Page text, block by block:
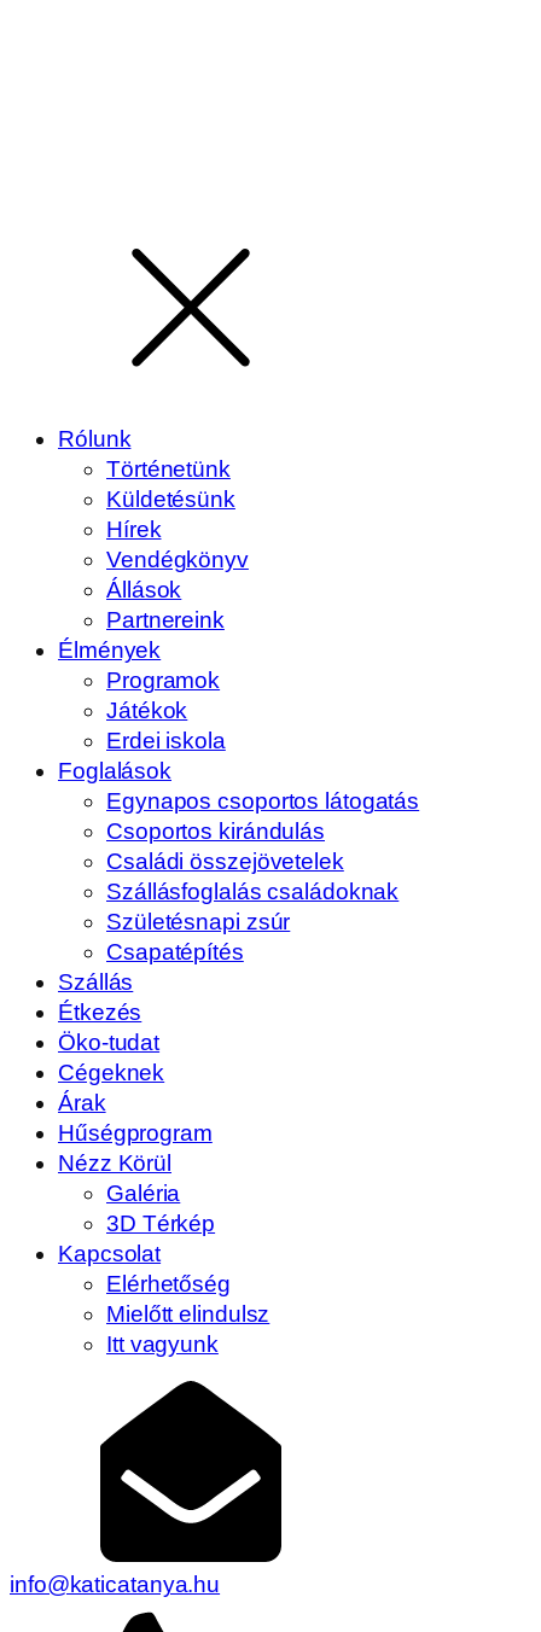
Rólunk
Történetünk
Küldetésünk
Hírek
Vendégkönyv
Állások
Partnereink
Élmények
Programok
Játékok
Erdei iskola
Foglalások
Egynapos csoportos látogatás
Csoportos kirándulás
Családi összejövetelek
Szállásfoglalás családoknak
Születésnapi zsúr
Csapatépítés
Szállás
Étkezés
Öko-tudat
Cégeknek
Árak
Hűségprogram
Nézz Körül
Galéria
3D Térkép
Kapcsolat
Elérhetőség
Mielőtt elindulsz
Itt vagyunk
info@katicatanya.hu